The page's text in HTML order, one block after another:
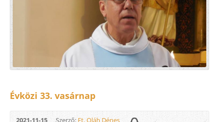
Évközi 33. vasárnap